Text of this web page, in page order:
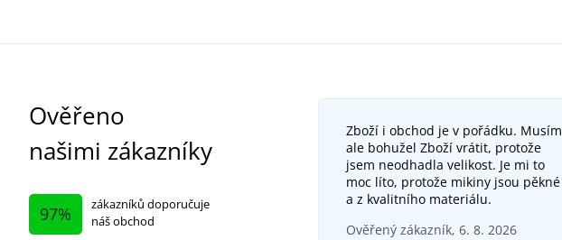
Ověřeno
našimi zákazníky
97%
zákazníků doporučuje
náš obchod
Zboží i obchod je v pořádku. Musím
ale bohužel Zboží vrátit, protože
jsem neodhadla velikost. Je mi to
moc líto, protože mikiny jsou pěkné
a z kvalitního materiálu.
Ověřený zákazník, 6. 8. 2026